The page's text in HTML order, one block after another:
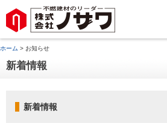
ホーム > お知らせ
新着情報
新着情報